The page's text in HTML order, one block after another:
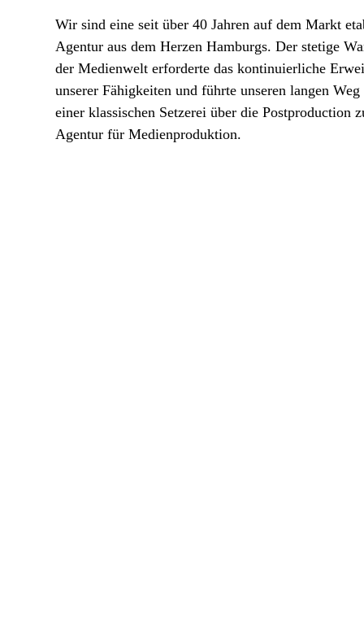
Wir sind eine seit über 40 Jahren auf dem Markt
Agentur aus dem Herzen Hamburgs. Der stetige
der Medienwelt erforderte das kontinuierliche
unserer Fähigkeiten und führte unseren langen
einer klassischen Setzerei über die Postproduction
Agentur für Medienproduktion.